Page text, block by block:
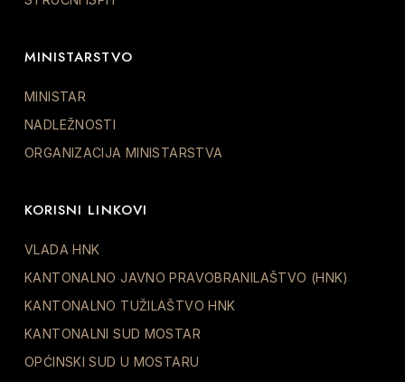
MINISTARSTVO
MINISTAR
NADLEŽNOSTI
ORGANIZACIJA MINISTARSTVA
KORISNI LINKOVI
VLADA HNK
KANTONALNO JAVNO PRAVOBRANILAŠTVO (HNK)
KANTONALNO TUŽILAŠTVO HNK
KANTONALNI SUD MOSTAR
OPĆINSKI SUD U MOSTARU